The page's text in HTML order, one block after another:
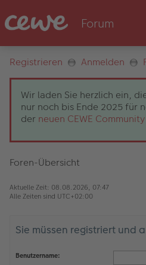
Registrieren Anmelden
Wir laden Sie herzlich ein,
nur noch bis Ende 2025 für
der neuen CEWE Community
Foren-Übersicht
Aktuelle Zeit: 08.08.2026, 07:47
Alle Zeiten sind UTC+02:00
Sie müssen registriert und
Benutzername: